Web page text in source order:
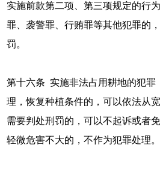
实施前款第二项、第三项规定的行
罪、袭警罪、行贿罪等其他犯罪的
罚。
第十六条 实施非法占用耕地的犯罪
理，恢复种植条件的，可以依法从
需要判处刑罚的，可以不起诉或者
轻微危害不大的，不作为犯罪处理。